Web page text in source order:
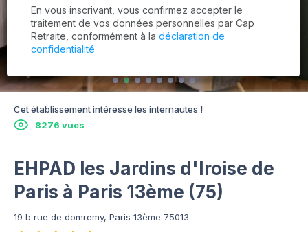
Cet établissement intéresse les internautes !
8276 vues
EHPAD les Jardins d'Iroise de
Paris à Paris 13ème (75)
19 b rue de domremy, Paris 13ème 75013
En vous inscrivant, vous confirmez accepter le
traitement de vos données personnelles par Cap
Retraite, conformément à la déclaration de
confidentialité